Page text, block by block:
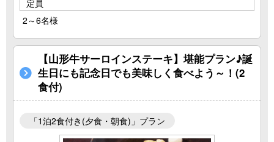
定員
2～6名様
【山形牛サーロインステーキ】堪能プラン♪誕
生日にも記念日でも美味しく食べよう～！(2
食付)
「1泊2食付き(夕食・朝食)」プラン